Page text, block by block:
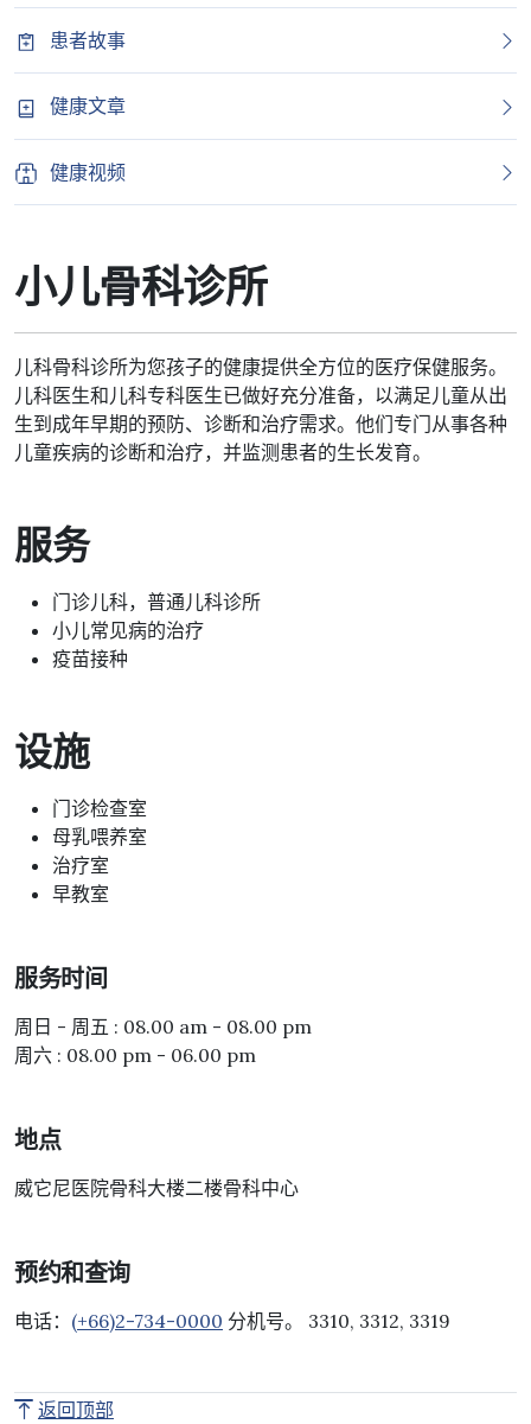
患者故事
健康文章
健康视频
小儿骨科诊所
儿科骨科诊所为您孩子的健康提供全方位的医疗保健服务。
儿科医生和儿科专科医生已做好充分准备，以满足儿童从出
生到成年早期的预防、诊断和治疗需求。他们专门从事各种
儿童疾病的诊断和治疗，并监测患者的生长发育。
服务
门诊儿科，普通儿科诊所
小儿常见病的治疗
疫苗接种
设施
门诊检查室
母乳喂养室
治疗室
早教室
服务时间
周日 - 周五 : 08.00 am - 08.00 pm
周六 : 08.00 pm - 06.00 pm
地点
威它尼医院骨科大楼二楼骨科中心
预约和查询
电话： (+66)2-734-0000 分机号。 3310, 3312, 3319
返回顶部